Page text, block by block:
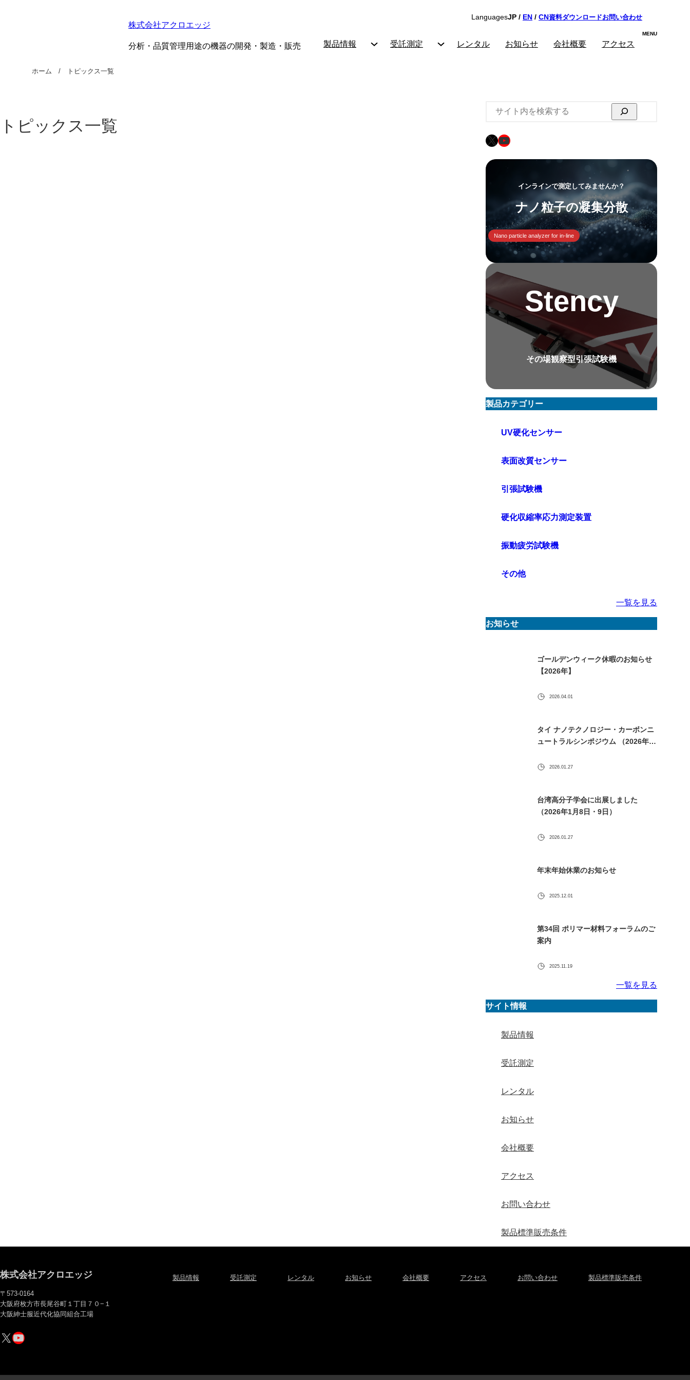
株式会社アクロエッジ
分析・品質管理用途の機器の開発・製造・販売
LanguagesJP / EN / CN 資料ダウンロードお問い合わせ
製品情報 受託測定 レンタル お知らせ 会社概要 アクセス
ホーム トピックス一覧
トピックス一覧
X YouTube
インラインで測定してみませんか？
ナノ粒子の凝集分散
Nano particle analyzer for in-line
Stency
その場観察型引張試験機
製品カテゴリー
UV硬化センサー
表面改質センサー
引張試験機
硬化収縮率応力測定装置
振動疲労試験機
その他
一覧を見る
お知らせ
ゴールデンウィーク休暇のお知らせ
【2026年】
2026.04.01
タイ ナノテクノロジー・カーボンニ
ュートラルシンポジウム （2026年1
2026.01.27
台湾高分子学会に出展しました
（2026年1月8日・9日）
2026.01.27
年末年始休業のお知らせ
2025.12.01
第34回 ポリマー材料フォーラムのご
案内
2025.11.19
一覧を見る
サイト情報
製品情報
受託測定
レンタル
お知らせ
会社概要
アクセス
お問い合わせ
製品標準販売条件
株式会社アクロエッジ
〒573-0164
大阪府枚方市長尾谷町１丁目７０−１
大阪紳士服近代化協同組合工場
X YouTube
製品情報 受託測定 レンタル お知らせ 会社概要 アクセス お問い合わせ 製品標準販売条件